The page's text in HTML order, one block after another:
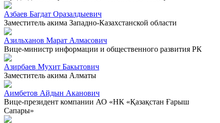
Азбаев Багдат Оразалдыевич
Заместитель акима Западно-Казахстанской области
Азильханов Марат Алмасович
Вице-министр информации и общественного развития РК
Азирбаев Мухит Бакытович
Заместитель акима Алматы
Аимбетов Айдын Аканович
Вице-президент компании АО «НК «Қазақстан Ғарыш
Сапары»